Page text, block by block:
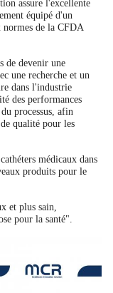
assure l'excellente
équipé d'un
de la CFDA
de devenir une
une recherche et un
dans l'industrie
des performances
processus, afin
qualité pour les
médicaux dans
produits pour le
et plus sain,
pour la santé".